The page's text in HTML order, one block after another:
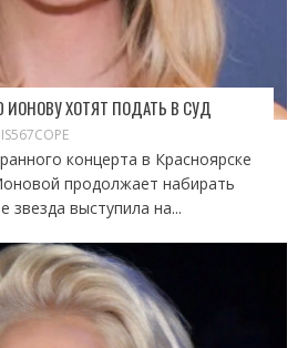
ИОНОВУ ХОТЯТ ПОДАТЬ В СУД
концерта в Красноярске
продолжает набирать
звезда выступила на...